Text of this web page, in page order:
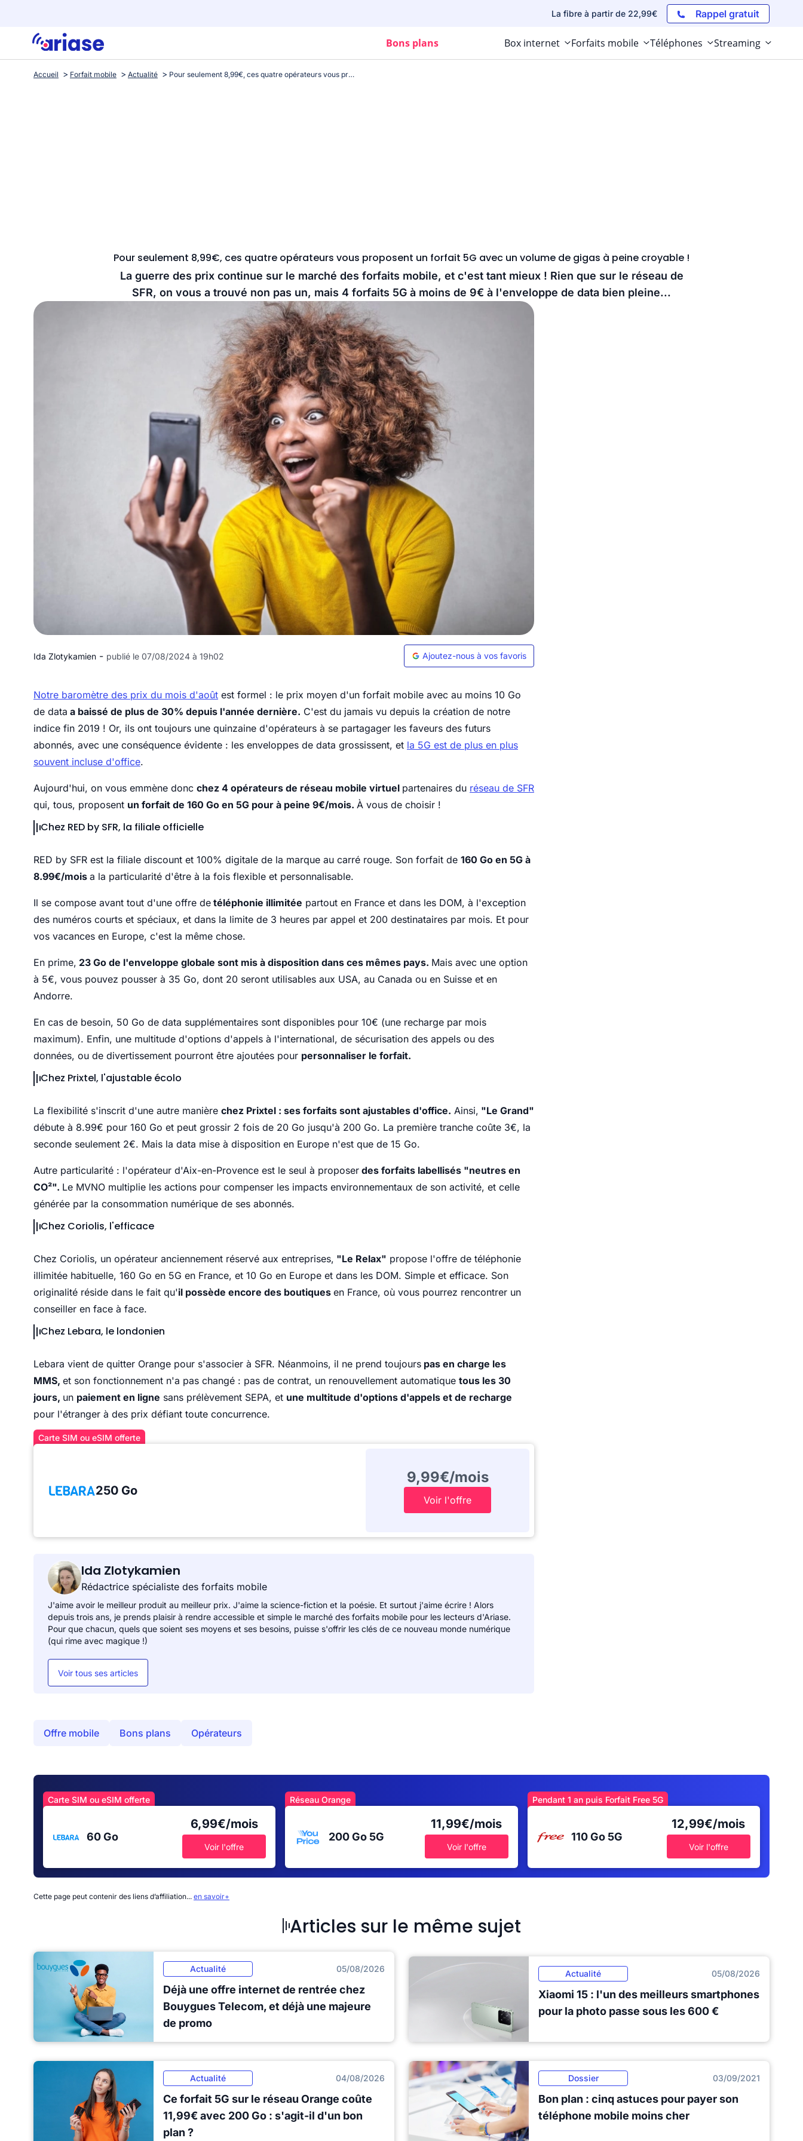
La fibre à partir de 22,99€ Rappel gratuit
Bons plans Box internet Forfaits mobile Téléphones Streaming
Accueil Forfait mobile Actualité Pour seulement 8,99€, ces quatre opérateurs vous proposent un forfait 5G avec un volume de gigas à peine croyable !
Pour seulement 8,99€, ces quatre opérateurs vous proposent un forfait 5G avec un volume de gigas à peine croyable !
La guerre des prix continue sur le marché des forfaits mobile, et c'est tant mieux ! Rien que sur le réseau de
SFR, on vous a trouvé non pas un, mais 4 forfaits 5G à moins de 9€ à l'enveloppe de data bien pleine...
Ida Zlotykamien - publié le 07/08/2024 à 19h02 Ajoutez-nous à vos favoris
Notre baromètre des prix du mois d'août est formel : le prix moyen d'un forfait mobile avec au moins 10 Go
de data a baissé de plus de 30% depuis l'année dernière. C'est du jamais vu depuis la création de notre
indice fin 2019 ! Or, ils ont toujours une quinzaine d'opérateurs à se partagager les faveurs des futurs
abonnés, avec une conséquence évidente : les enveloppes de data grossissent, et la 5G est de plus en plus
souvent incluse d'office.
Aujourd'hui, on vous emmène donc chez 4 opérateurs de réseau mobile virtuel partenaires du réseau de SFR
qui, tous, proposent un forfait de 160 Go en 5G pour à peine 9€/mois. À vous de choisir !
Chez RED by SFR, la filiale officielle
RED by SFR est la filiale discount et 100% digitale de la marque au carré rouge. Son forfait de 160 Go en 5G à
8.99€/mois a la particularité d'être à la fois flexible et personnalisable.
Il se compose avant tout d'une offre de téléphonie illimitée partout en France et dans les DOM, à l'exception
des numéros courts et spéciaux, et dans la limite de 3 heures par appel et 200 destinataires par mois. Et pour
vos vacances en Europe, c'est la même chose.
En prime, 23 Go de l'enveloppe globale sont mis à disposition dans ces mêmes pays. Mais avec une option
à 5€, vous pouvez pousser à 35 Go, dont 20 seront utilisables aux USA, au Canada ou en Suisse et en
Andorre.
En cas de besoin, 50 Go de data supplémentaires sont disponibles pour 10€ (une recharge par mois
maximum). Enfin, une multitude d'options d'appels à l'international, de sécurisation des appels ou des
données, ou de divertissement pourront être ajoutées pour personnaliser le forfait.
Chez Prixtel, l'ajustable écolo
La flexibilité s'inscrit d'une autre manière chez Prixtel : ses forfaits sont ajustables d'office. Ainsi, "Le Grand"
débute à 8.99€ pour 160 Go et peut grossir 2 fois de 20 Go jusqu'à 200 Go. La première tranche coûte 3€, la
seconde seulement 2€. Mais la data mise à disposition en Europe n'est que de 15 Go.
Autre particularité : l'opérateur d'Aix-en-Provence est le seul à proposer des forfaits labellisés "neutres en
CO²". Le MVNO multiplie les actions pour compenser les impacts environnementaux de son activité, et celle
générée par la consommation numérique de ses abonnés.
Chez Coriolis, l'efficace
Chez Coriolis, un opérateur anciennement réservé aux entreprises, "Le Relax" propose l'offre de téléphonie
illimitée habituelle, 160 Go en 5G en France, et 10 Go en Europe et dans les DOM. Simple et efficace. Son
originalité réside dans le fait qu'il possède encore des boutiques en France, où vous pourrez rencontrer un
conseiller en face à face.
Chez Lebara, le londonien
Lebara vient de quitter Orange pour s'associer à SFR. Néanmoins, il ne prend toujours pas en charge les
MMS, et son fonctionnement n'a pas changé : pas de contrat, un renouvellement automatique tous les 30
jours, un paiement en ligne sans prélèvement SEPA, et une multitude d'options d'appels et de recharge
pour l'étranger à des prix défiant toute concurrence.
Carte SIM ou eSIM offerte
250 Go
9,99€/mois
Voir l'offre
Ida Zlotykamien
Rédactrice spécialiste des forfaits mobile
J'aime avoir le meilleur produit au meilleur prix. J'aime la science-fiction et la poésie. Et surtout j'aime écrire ! Alors
depuis trois ans, je prends plaisir à rendre accessible et simple le marché des forfaits mobile pour les lecteurs d'Ariase.
Pour que chacun, quels que soient ses moyens et ses besoins, puisse s'offrir les clés de ce nouveau monde numérique
(qui rime avec magique !)
Voir tous ses articles
Offre mobile Bons plans Opérateurs
Carte SIM ou eSIM offerte
60 Go
6,99€/mois
Voir l'offre
Réseau Orange
200 Go 5G
11,99€/mois
Voir l'offre
Pendant 1 an puis Forfait Free 5G
110 Go 5G
12,99€/mois
Voir l'offre
Cette page peut contenir des liens d’affiliation... en savoir+
Articles sur le même sujet
Actualité 05/08/2026
Déjà une offre internet de rentrée chez
Bouygues Telecom, et déjà une majeure
de promo
Actualité 05/08/2026
Xiaomi 15 : l'un des meilleurs smartphones
pour la photo passe sous les 600 €
Actualité 04/08/2026
Ce forfait 5G sur le réseau Orange coûte
11,99€ avec 200 Go : s'agit-il d'un bon
plan ?
Dossier 03/09/2021
Bon plan : cinq astuces pour payer son
téléphone mobile moins cher